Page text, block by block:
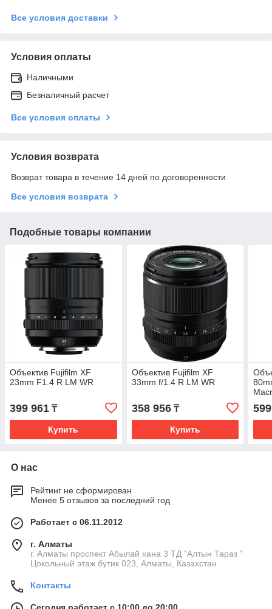
Все условия доставки
Условия оплаты
Наличными
Безналичный расчет
Все условия оплаты
Условия возврата
Возврат товара в течение 14 дней по договоренности
Все условия возврата
Подобные товары компании
Объектив Fujifilm XF
23mm F1.4 R LM WR
399 961 ₸
Купить
Объектив Fujifilm XF
33mm f/1.4 R LM WR
358 956₸
Купить
О нас
Рейтинг не сформирован
Менее 5 отзывов за последний год
Работает с 06.11.2012
г. Алматы
г. Алматы проспект Абылай хана 3 ТД "Алтын Тараз "
Цокольный этаж бутик 023, Алматы, Казахстан
Контакты